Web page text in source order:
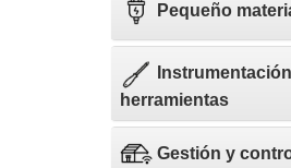
Pequeño
herramientas
Gestión y